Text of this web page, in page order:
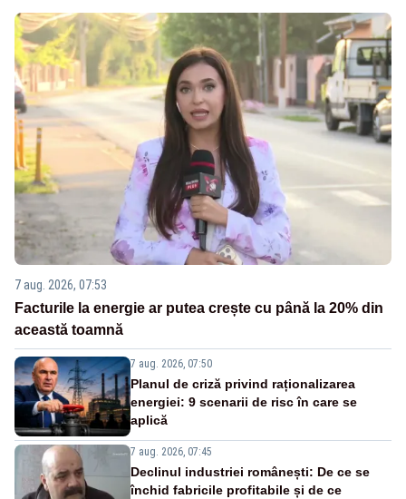
7 aug. 2026, 07:53
Facturile la energie ar putea crește cu până la 20% din
această toamnă
7 aug. 2026, 07:50
Planul de criză privind raționalizarea
energiei: 9 scenarii de risc în care se
aplică
7 aug. 2026, 07:45
Declinul industriei românești: De ce se
închid fabricile profitabile și de ce